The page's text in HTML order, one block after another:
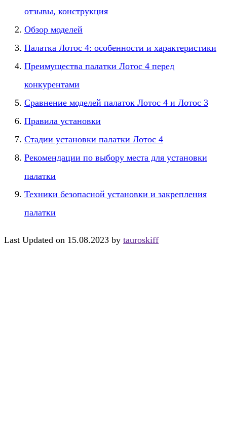
отзывы, конструкция
Обзор моделей
Палатка Лотос 4: особенности и характеристики
Преимущества палатки Лотос 4 перед
конкурентами
Сравнение моделей палаток Лотос 4 и Лотос 3
Правила установки
Стадии установки палатки Лотос 4
Рекомендации по выбору места для установки
палатки
Техники безопасной установки и закрепления
палатки
Last Updated on 15.08.2023 by tauroskiff